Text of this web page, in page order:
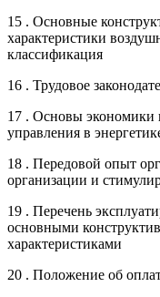
15 . Основные
характеристики
классификация
16 . Трудовое
17 . Основы экономики
управления в
18 . Передовой опыт
организации и
19 . Перечень
основными
характеристиками
20 . Положение об